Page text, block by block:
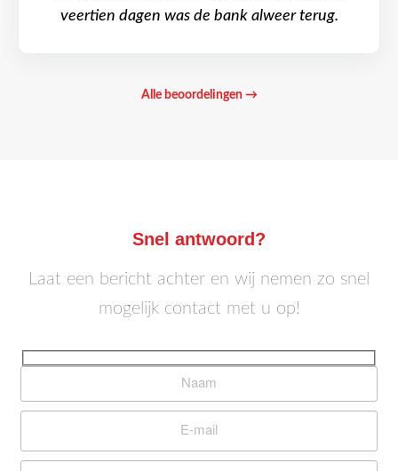
veertien dagen was de bank alweer terug.
Alle beoordelingen →
Snel antwoord?
Laat een bericht achter en wij nemen zo snel
mogelijk contact met u op!